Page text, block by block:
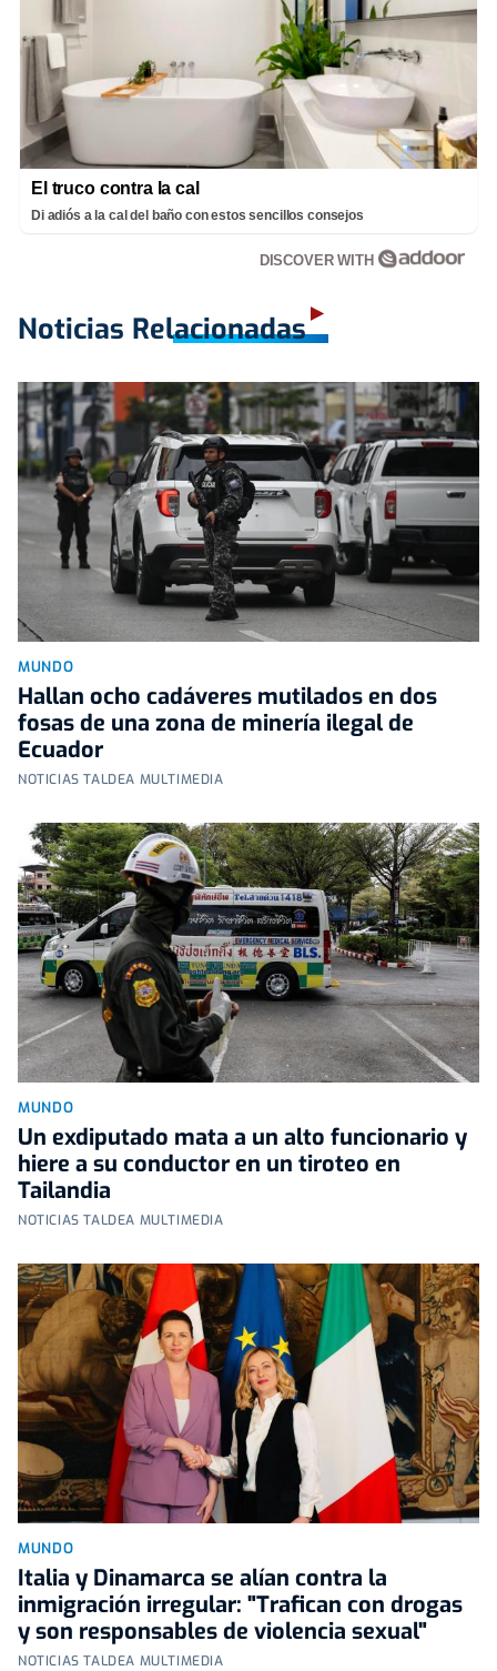
El truco contra la cal
Di adiós a la cal del baño con estos sencillos consejos
DISCOVER WITH
Noticias Relacionadas
MUNDO
Hallan ocho cadáveres mutilados en dos
fosas de una zona de minería ilegal de
Ecuador
NOTICIAS TALDEA MULTIMEDIA
MUNDO
Un exdiputado mata a un alto funcionario y
hiere a su conductor en un tiroteo en
Tailandia
NOTICIAS TALDEA MULTIMEDIA
MUNDO
Italia y Dinamarca se alían contra la
inmigración irregular: "Trafican con drogas
y son responsables de violencia sexual"
NOTICIAS TALDEA MULTIMEDIA